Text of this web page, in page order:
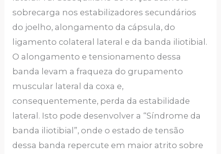
sobrecarga nos estabilizadores secundários
do joelho, alongamento da cápsula, do
ligamento colateral lateral e da banda iliotibial.
O alongamento e tensionamento dessa
banda levam a fraqueza do grupamento
muscular lateral da coxa e,
consequentemente, perda da estabilidade
lateral. Isto pode desenvolver a “Síndrome da
banda iliotibial”, onde o estado de tensão
dessa banda repercute em maior atrito sobre